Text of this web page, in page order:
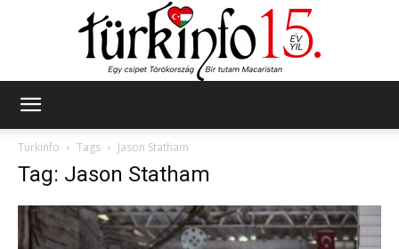
Türkinfo
Tags Jason Statham
Tag: Jason Statham